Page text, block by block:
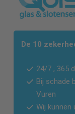
De 10
24/7 , 365
Bij schade
Vuren
Wij kunnen